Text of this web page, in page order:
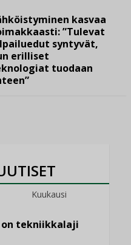
kasvaa
”Tulevat
syntyvät,
erilliset
tuodaan
Kuukausi
tekniikkalaji